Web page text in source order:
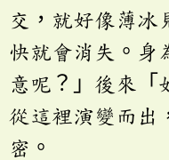
交，就好像薄冰
快就會消失。身
意呢？」後來「
從這裡演變而出
密。